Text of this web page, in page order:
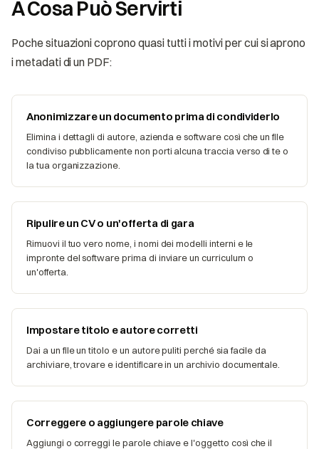
A Cosa Può Servirti
Poche situazioni coprono quasi tutti i motivi per cui si aprono
i metadati di un PDF:
Anonimizzare un documento prima di condividerlo
Elimina i dettagli di autore, azienda e software così che un file
condiviso pubblicamente non porti alcuna traccia verso di te o
la tua organizzazione.
Ripulire un CV o un'offerta di gara
Rimuovi il tuo vero nome, i nomi dei modelli interni e le
impronte del software prima di inviare un curriculum o
un'offerta.
Impostare titolo e autore corretti
Dai a un file un titolo e un autore puliti perché sia facile da
archiviare, trovare e identificare in un archivio documentale.
Correggere o aggiungere parole chiave
Aggiungi o correggi le parole chiave e l'oggetto così che il